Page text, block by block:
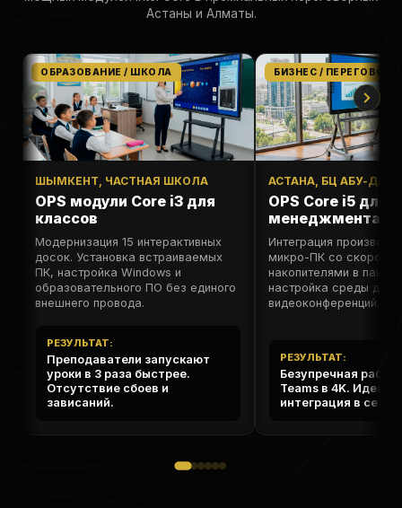
Астаны и Алматы.
ОБРАЗОВАНИЕ / ШКОЛА
ШЫМКЕНТ, ЧАСТНАЯ ШКОЛА
OPS модули Core i3 для
классов
Модернизация 15 интерактивных
досок. Установка встраиваемых
ПК, настройка Windows и
образовательного ПО без единого
внешнего провода.
РЕЗУЛЬТАТ:
Преподаватели запускают
уроки в 3 раза быстрее.
Отсутствие сбоев и
зависаний.
БИЗНЕС /
АСТАНА, БЦ АБУ-
OPS Core i5 для
менеджмента
Интеграция
микро-ПК со
накопителями в
настройка среды для
видеоконференций.
РЕЗУЛЬТАТ:
Безупречная
Teams в 4K.
интеграция в сеть